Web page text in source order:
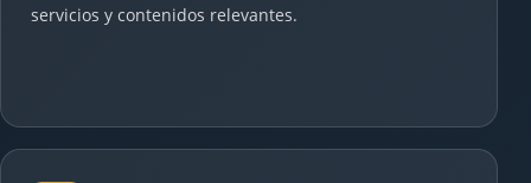
servicios y contenidos relevantes.